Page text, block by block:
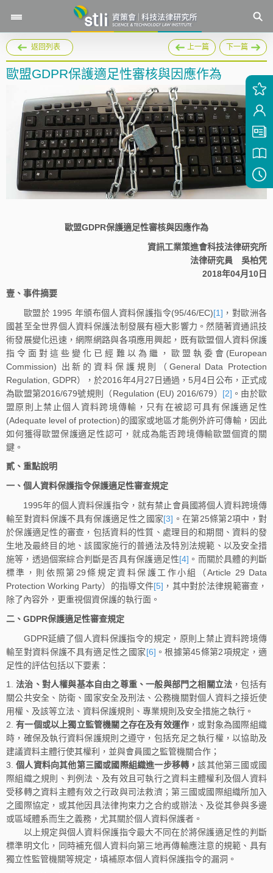
返回列表 上一篇 下一篇
歐盟GDPR保護適足性審核與因應作為
歐盟GDPR保護適足性審核與因應作為
資訊工業策進會科技法律研究所
法律研究員 吳柏凭
2018年04月10日
壹、事件摘要
歐盟於 1995 年頒布個人資料保護指令(95/46/EC)[1] ，對歐洲各
國甚至全世界個人資料保護法制發展有極大影響力。然隨著資通訊技
術發展變化迅速，網際網路與各項應用興起，既有歐盟個人資料保護
指令面對這些變化已經難以為繼，歐盟執委會(European
Commission) 出新的資料保護規則（General Data Protection
Regulation, GDPR），於2016年4月27日通過，5月4日公布，正式成
為歐盟第2016/679號規則（Regulation (EU) 2016/679） [2] 。由於歐
盟原則上禁止個人資料跨境傳輸，只有在被認可具有保護適足性
(Adequate level of protection)的國家或地區才能例外許可傳輸，因此
如何獲得歐盟保護適足性認可，就成為能否跨境傳輸歐盟個資的關
鍵。
貳、重點說明
一、個人資料保護指令保護適足性審查規定
1995年的個人資料保護指令，就有禁止會員國將個人資料跨境傳
輸至對資料保護不具有保護適足性之國家[3] 。在第25條第2項中，對
於保護適足性的審查，包括資料的性質、處理目的和期間、資料的發
生地及最終目的地、該國家施行的普通法及特別法規範、以及安全措
施等，透過個案綜合判斷是否具有保護適足性[4] 。而關於具體的判斷
標準，則依照第29條規定資料保護工作小組（Article 29 Data
Protection Working Party）的指導文件[5] ，其中對於法律規範審查，
除了內容外，更重視個資保護的執行面。
二、GDPR保護適足性審查規定
GDPR延續了個人資料保護指令的規定，原則上禁止資料跨境傳
輸至對資料保護不具有適足性之國家[6] 。根據第45條第2項規定，適
足性的評估包括以下要素：
法治、對人權與基本自由之尊重、一般與部門之相關立法 ，包括有
關公共安全、防衛、國家安全及刑法、公務機關對個人資料之接近使
用權、及該等立法、資料保護規則、專業規則及安全措施之執行。
有一個或以上獨立監管機關之存在及有效運作 ，或對象為國際組織
時，確保及執行資料保護規則之遵守，包括充足之執行權，以協助及
建議資料主體行使其權利，並與會員國之監管機關合作；
個人資料向其他第三國或國際組織進一步移轉，該其他第三國或國
際組織之規則、判例法、及有效且可執行之資料主體權利及個人資料
受移轉之資料主體有效之行政與司法救濟；第三國或國際組織所加入
之國際協定，或其他因具法律拘束力之合約或辦法、及從其參與多邊
或區域體系而生之義務，尤其關於個人資料保護者。
以上規定與個人資料保護指令最大不同在於將保護適足性的判斷
標準明文化，同時補充個人資料向第三地再傳輸應注意的規範、具有
獨立性監管機關等規定，填補原本個人資料保護指令的漏洞。